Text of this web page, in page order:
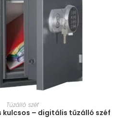
VÁLASZTÁSA
Tűzálló széf
kulcsos – digitális tűzálló széf